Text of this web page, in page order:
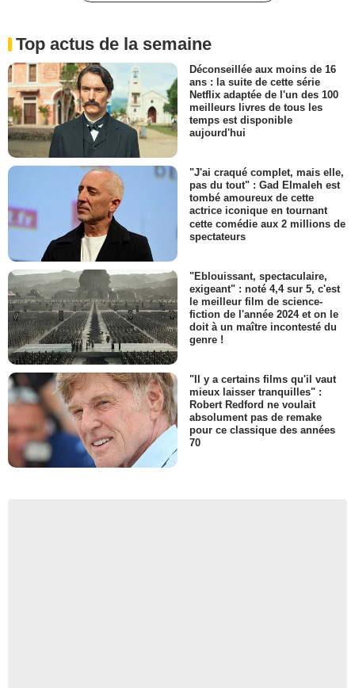
Top actus de la semaine
Déconseillée aux moins de 16
ans : la suite de cette série
Netflix adaptée de l'un des 100
meilleurs livres de tous les
temps est disponible
aujourd'hui
"J'ai craqué complet, mais elle,
pas du tout" : Gad Elmaleh est
tombé amoureux de cette
actrice iconique en tournant
cette comédie aux 2 millions de
spectateurs
"Eblouissant, spectaculaire,
exigeant" : noté 4,4 sur 5, c'est
le meilleur film de science-
fiction de l'année 2024 et on le
doit à un maître incontesté du
genre !
"Il y a certains films qu'il vaut
mieux laisser tranquilles" :
Robert Redford ne voulait
absolument pas de remake
pour ce classique des années
70